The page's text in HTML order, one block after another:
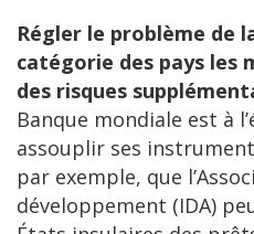
Régler le problème de
catégorie des pays les
des risques
Banque mondiale est à
assouplir ses
par exemple, que
développement (IDA)